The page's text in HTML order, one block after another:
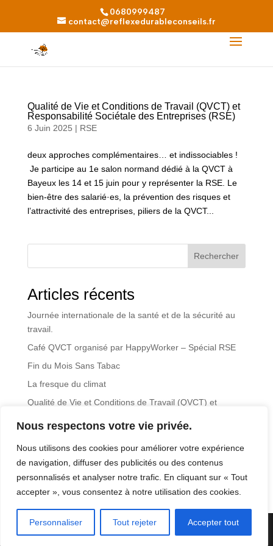
Nous respectons votre vie privée.
Nous utilisons des cookies pour améliorer votre expérience
de navigation, diffuser des publicités ou des contenus
personnalisés et analyser notre trafic. En cliquant sur « Tout
accepter », vous consentez à notre utilisation des cookies.
Personnaliser Tout rejeter Accepter tout
0680999487
contact@reflexedurableconseils.fr
Qualité de Vie et Conditions de Travail (QVCT) et
Responsabilité Sociétale des Entreprises (RSE)
6 Juin 2025 | RSE
deux approches complémentaires… et indissociables !
Je participe au 1e salon normand dédié à la QVCT à
Bayeux les 14 et 15 juin pour y représenter la RSE. Le
bien-être des salarié·es, la prévention des risques et
l’attractivité des entreprises, piliers de la QVCT...
Rechercher
Articles récents
Journée internationale de la santé et de la sécurité au
travail.
Café QVCT organisé par HappyWorker – Spécial RSE
Fin du Mois Sans Tabac
La fresque du climat
Qualité de Vie et Conditions de Travail (QVCT) et
Commentaires récents
Aucun commentaire à afficher.